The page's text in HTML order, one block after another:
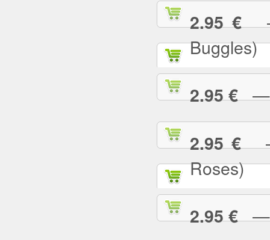
2.95 €—
Buggles)
2.95 €—
2.95 €—
Roses)
2.95 €—